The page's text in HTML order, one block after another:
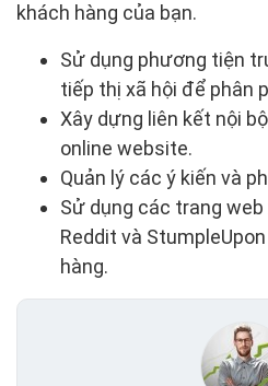
khách hàng của bạn.
Sử dụng phương tiện
tiếp thị xã hội để phân
Xây dựng liên kết nội
online website.
Quản lý các ý kiến ​​và
Sử dụng các trang
Reddit và
hàng.